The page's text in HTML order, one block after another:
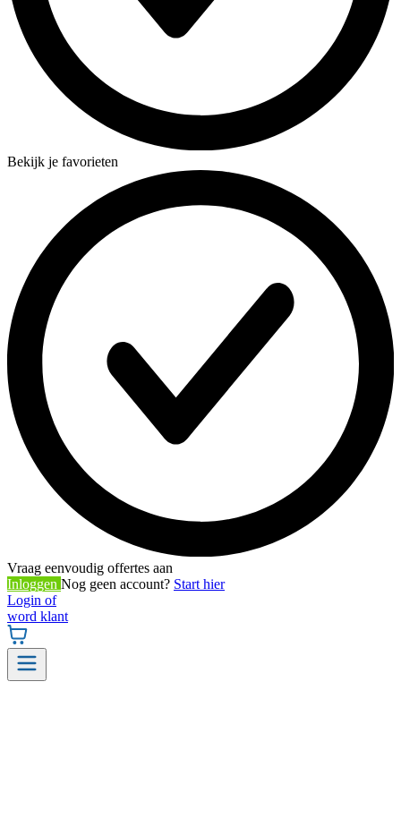
Bekijk je favorieten
Vraag eenvoudig offertes aan
Inloggen Nog geen account? Start hier
Login of
word klant